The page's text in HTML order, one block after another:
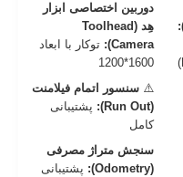
دوربین اختصاصی ابزار
هِد (Toolhead
Camera):
توکار با ابعاد
1600*1200
⚠️ سنسور اتمام فیلامنت
(Run Out):
پشتیبانی
کامل
سنجش متراژ مصرفی
(Odometry):
پشتیبانی